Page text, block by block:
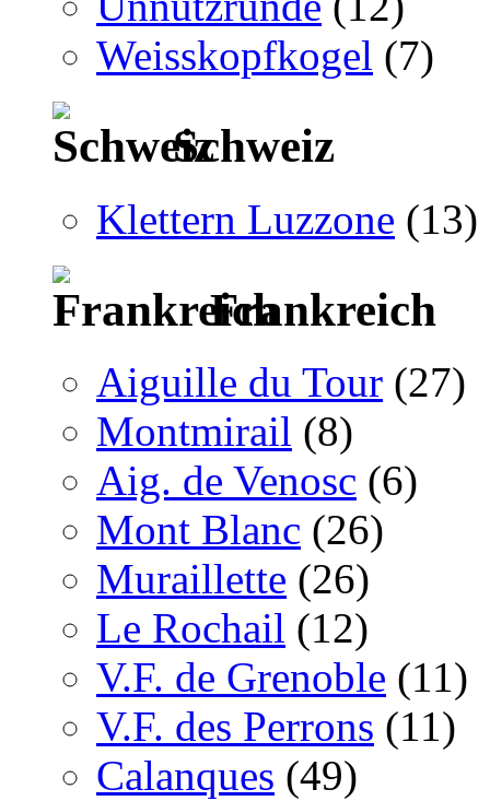
Weisskopfkogel (7)
Schweiz
Klettern Luzzone (13)
Frankreich
Aiguille du Tour (27)
Montmirail (8)
Aig. de Venosc (6)
Mont Blanc (26)
Muraillette (26)
Le Rochail (12)
V.F. de Grenoble (11)
V.F. des Perrons (11)
Calanques (49)